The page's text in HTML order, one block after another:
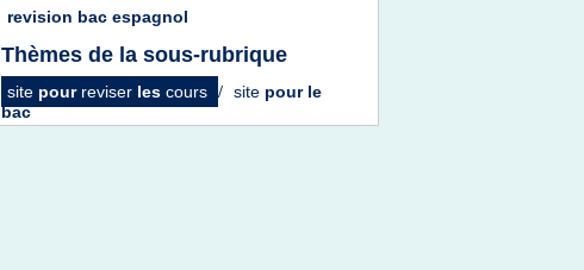
revision bac espagnol
Thèmes de la sous-rubrique
site pour reviser les cours / site pour le
bac